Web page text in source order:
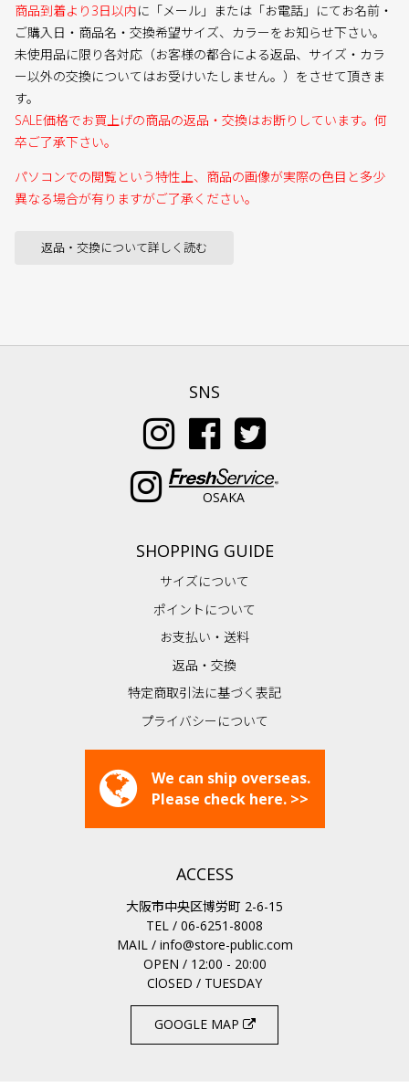
商品到着より3日以内に「メール」または「お電話」にてお名前・
ご購入日・商品名・交換希望サイズ、カラーをお知らせ下さい。
未使用品に限り各対応（お客様の都合による返品、サイズ・カラ
ー以外の交換についてはお受けいたしません。）をさせて頂きま
す。
SALE価格でお買上げの商品の返品・交換はお断りしています。何
卒ご了承下さい。
パソコンでの閲覧という特性上、商品の画像が実際の色目と多少
異なる場合が有りますがご了承ください。
返品・交換について詳しく読む
SNS
OSAKA
SHOPPING GUIDE
サイズについて
ポイントについて
お支払い・送料
返品・交換
特定商取引法に基づく表記
プライバシーについて
We can ship overseas.
Please check here. >>
ACCESS
大阪市中央区博労町 2-6-15
TEL / 06-6251-8008
MAIL / info@store-public.com
OPEN / 12:00 - 20:00
ClOSED / TUESDAY
GOOGLE MAP